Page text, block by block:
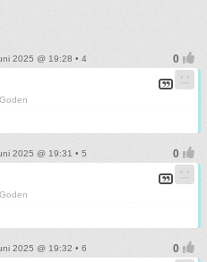
2025 @ 19:28 • 4
2025 @ 19:31 • 5
2025 @ 19:32 • 6